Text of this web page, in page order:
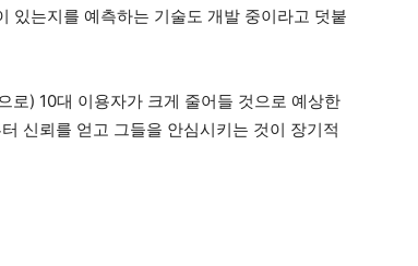
있는지를 예측하는 기술도 개발 중이라고 덧붙
로) 10대 이용자가 크게 줄어들 것으로 예상한
신뢰를 얻고 그들을 안심시키는 것이 장기적